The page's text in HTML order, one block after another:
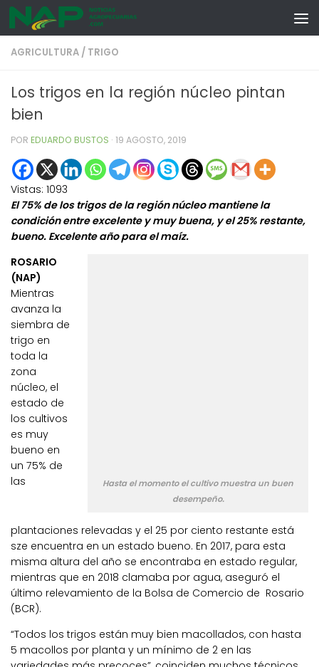
Skip to content
AGRICULTURA / TRIGO
Los trigos en la región núcleo pintan
bien
POR EDUARDO BUSTOS · 19 AGOSTO, 2019
Vistas: 1093
El 75% de los trigos de la región núcleo mantiene la
condición entre excelente y muy buena, y el 25% restante,
bueno. Excelente año para el maíz.
Hasta el momento el cultivo muestra un buen
desempeño.
ROSARIO
(NAP)
Mientras
avanza la
siembra de
trigo en
toda la
zona
núcleo, el
estado de
los cultivos
es muy
bueno en
un 75% de
las
plantaciones relevadas y el 25 por ciento restante está
sze encuentra en un estado bueno. En 2017, para esta
misma altura del año se encontraba en estado regular,
mientras que en 2018 clamaba por agua, aseguró el
último relevamiento de la Bolsa de Comercio de Rosario
(BCR).
“Todos los trigos están muy bien macollados, con hasta
5 macollos por planta y un mínimo de 2 en las